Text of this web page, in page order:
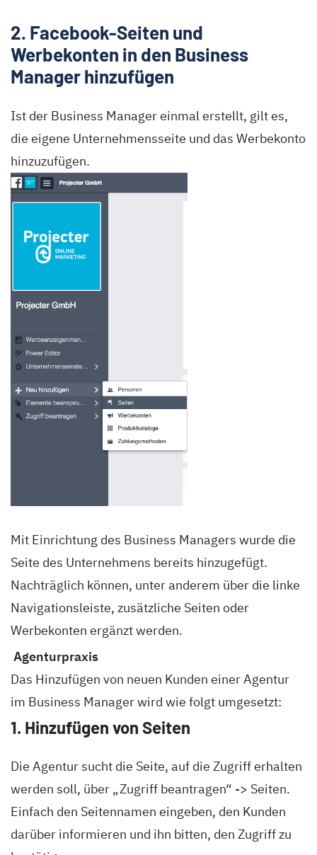
2. Facebook-Seiten und
Werbekonten in den Business
Manager hinzufügen
Ist der Business Manager einmal erstellt, gilt es,
die eigene Unternehmensseite und das Werbekonto
hinzuzufügen.
Mit Einrichtung des Business Managers wurde die
Seite des Unternehmens bereits hinzugefügt.
Nachträglich können, unter anderem über die linke
Navigationsleiste, zusätzliche Seiten oder
Werbekonten ergänzt werden.
Agenturpraxis
Das Hinzufügen von neuen Kunden einer Agentur
im Business Manager wird wie folgt umgesetzt:
1. Hinzufügen von Seiten
Die Agentur sucht die Seite, auf die Zugriff erhalten
werden soll, über „Zugriff beantragen“ -> Seiten.
Einfach den Seitennamen eingeben, den Kunden
darüber informieren und ihn bitten, den Zugriff zu